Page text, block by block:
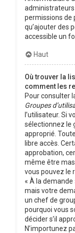
permissions de
qu’ajouter des
accessible un
Haut
Où trouver la
comment les
Pour consulter
Groupes
l’utilisateur. Si
sélectionnez le
approprié.
libre accès.
approbation,
même être
vous pouvez le
« À la demande
mais votre
un chef de
pourquoi vous
décider s’il
N’importunez